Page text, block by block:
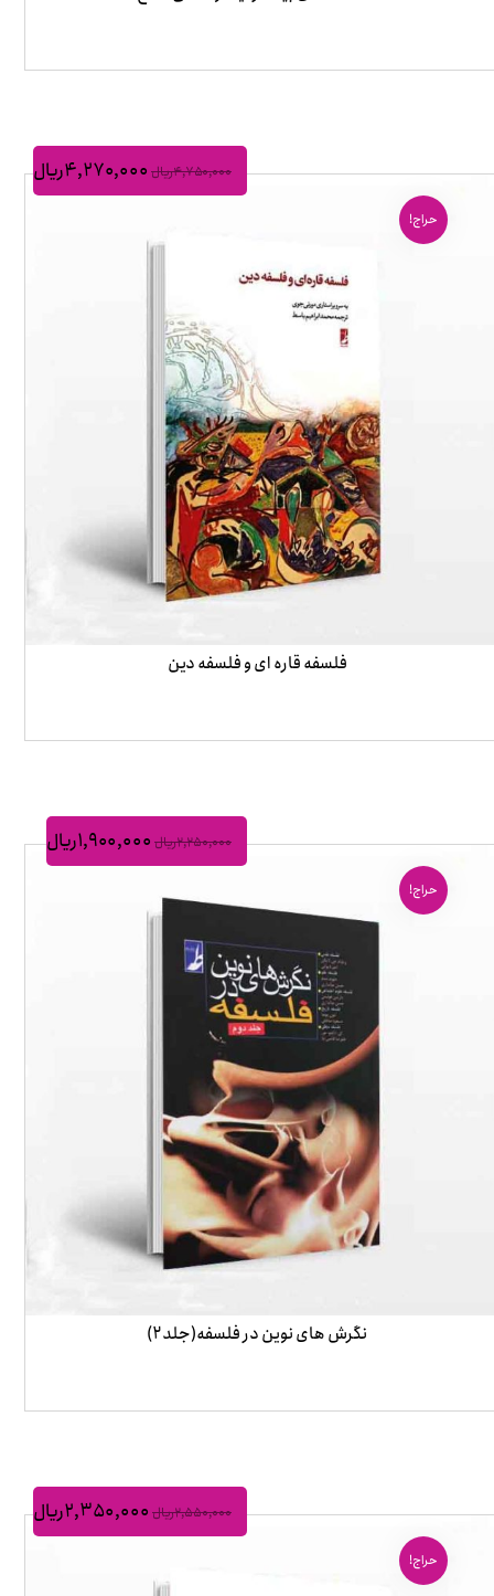
فلسفه قاره ای و فلسفه دین
۴,۷۵۰,۰۰۰ریال ۴,۲۷۰,۰۰۰ریال
حراج!
نگرش های نوین در فلسفه(جلد۲)
۲,۲۵۰,۰۰۰ریال ۱,۹۰۰,۰۰۰ریال
حراج!
۲,۵۵۰,۰۰۰ریال ۲,۳۵۰,۰۰۰ریال
حراج!